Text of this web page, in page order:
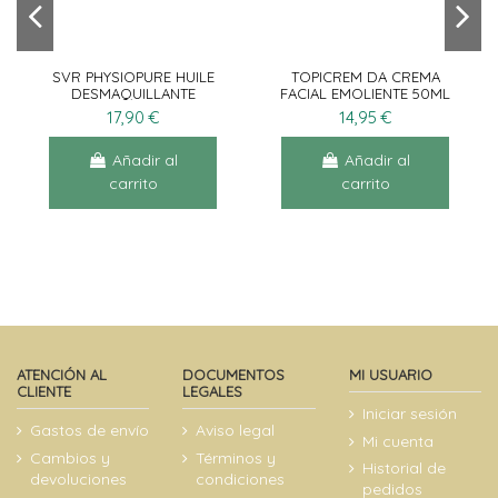
SVR PHYSIOPURE HUILE
DESMAQUILLANTE
150ML
17,90 €
Añadir al
carrito
TOPICREM DA CREMA
FACIAL EMOLIENTE 50ML
14,95 €
Añadir al
carrito
ATENCIÓN AL
CLIENTE
Gastos de envío
Cambios y
devoluciones
DOCUMENTOS
LEGALES
Aviso legal
Términos y
condiciones
MI USUARIO
Iniciar sesión
Mi cuenta
Historial de
pedidos